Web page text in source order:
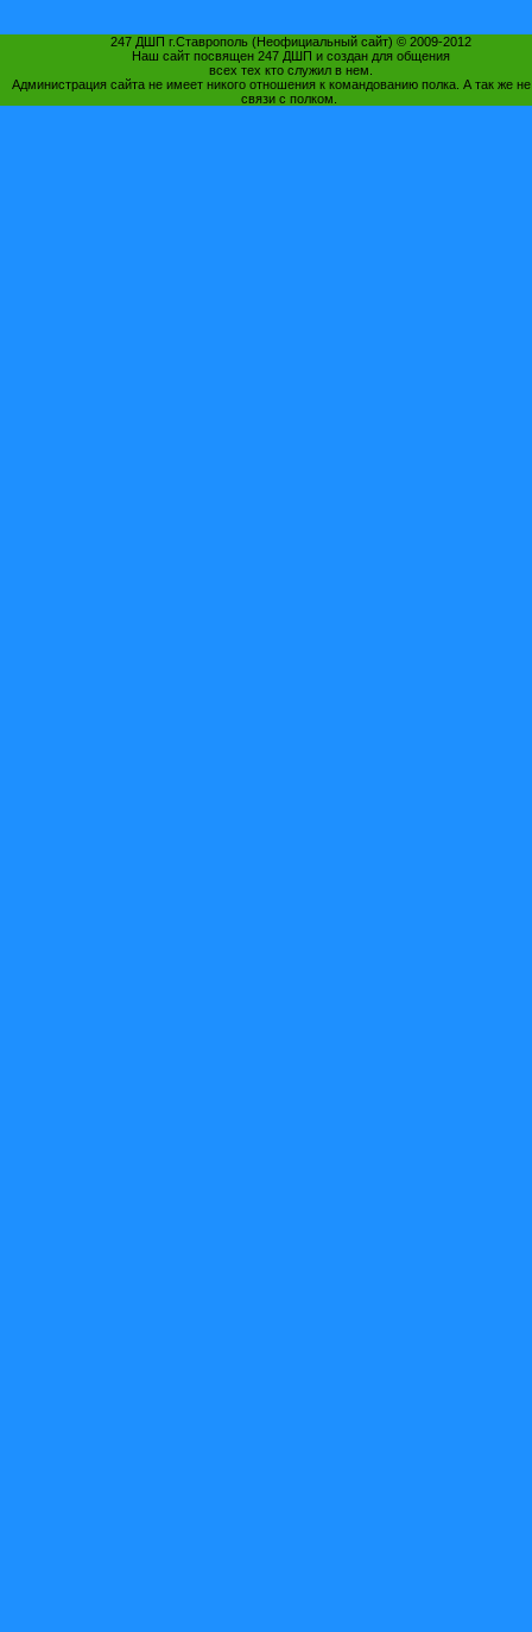
247 ДШП г.Ставрополь (Неофициальный сайт) © 2009-2012
Наш сайт посвящен 247 ДШП и создан для общения
всех тех кто служил в нем.
Администрация сайта не имеет никого отношения к командованию полка. А так же
связи с полком.